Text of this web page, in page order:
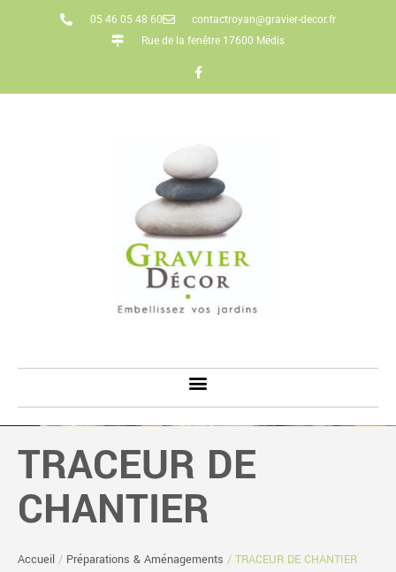
05 46 05 48 60
contactroyan@gravier-decor.fr
Rue de la fenêtre 17600 Médis
TRACEUR DE
CHANTIER
Accueil / Préparations & Aménagements / TRACEUR DE CHANTIER